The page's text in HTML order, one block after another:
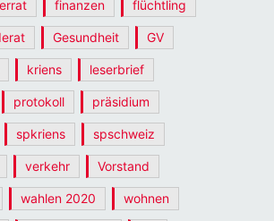
finanzen flüchtling
Gesundheit GV
kriens leserbrief
protokoll präsidium
spkriens spschweiz
verkehr Vorstand
wahlen 2020 wohnen